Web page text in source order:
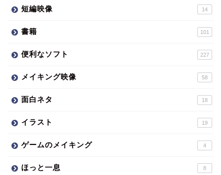
短編映像 14
書籍 101
便利なソフト 227
メイキング映像 58
面白ネタ 18
イラスト 19
ゲームのメイキング 4
ほっと一息 8